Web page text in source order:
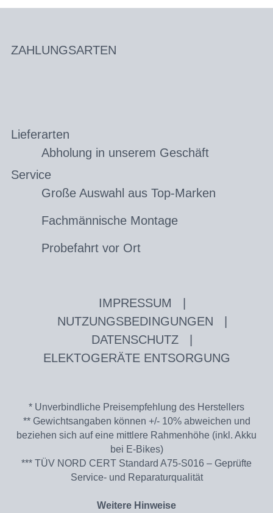
ZAHLUNGSARTEN
Lieferarten
Abholung in unserem Geschäft
Service
Große Auswahl aus Top-Marken
Fachmännische Montage
Probefahrt vor Ort
IMPRESSUM
NUTZUNGSBEDINGUNGEN
DATENSCHUTZ
ELEKTOGERÄTE ENTSORGUNG
* Unverbindliche Preisempfehlung des Herstellers
** Gewichtsangaben können +/- 10% abweichen und
beziehen sich auf eine mittlere Rahmenhöhe (inkl. Akku
bei E-Bikes)
*** TÜV NORD CERT Standard A75-S016 – Geprüfte
Service- und Reparaturqualität
Weitere Hinweise